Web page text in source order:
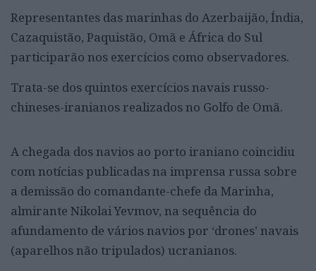
Representantes das marinhas do Azerbaijão, Índia,
Cazaquistão, Paquistão, Omã e África do Sul
participarão nos exercícios como observadores.
Trata-se dos quintos exercícios navais russo-
chineses-iranianos realizados no Golfo de Omã.
A chegada dos navios ao porto iraniano coincidiu
com notícias publicadas na imprensa russa sobre
a demissão do comandante-chefe da Marinha,
almirante Nikolai Yevmov, na sequência do
afundamento de vários navios por ‘drones’ navais
(aparelhos não tripulados) ucranianos.